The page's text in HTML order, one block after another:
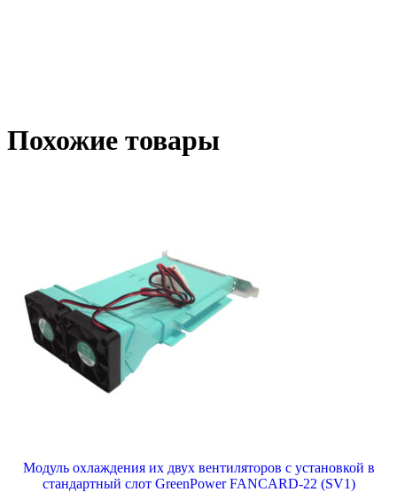
Похожие товары
Модуль охлаждения их двух вентиляторов с установкой в
стандартный слот GreenPower FANCARD-22 (SV1)